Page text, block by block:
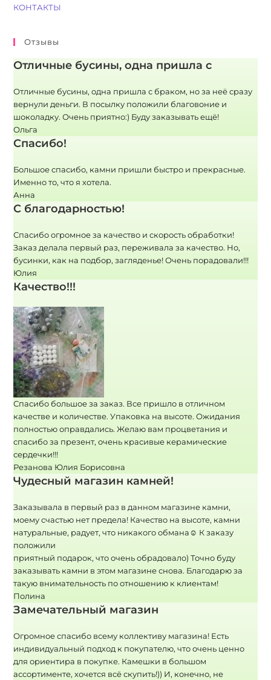
КОНТАКТЫ
Отзывы
Отличные бусины, одна пришла с
Отличные бусины, одна пришла с браком, но за неё сразу
вернули деньги. В посылку положили благовоние и
шоколадку. Очень приятно:) Буду заказывать ещё!
Ольга
Спасибо!
Большое спасибо, камни пришли быстро и прекрасные.
Именно то, что я хотела.
Анна
С благодарностью!
Спасибо огромное за качество и скорость обработки!
Заказ делала первый раз, переживала за качество. Но,
бусинки, как на подбор, загляденье! Очень порадовали!!!
Юлия
Качество!!!
Спасибо большое за заказ. Все пришло в отличном
качестве и количестве. Упаковка на высоте. Ожидания
полностью оправдались. Желаю вам процветания и
спасибо за презент, очень красивые керамические
сердечки!!!
Резанова Юлия Борисовна
Чудесный магазин камней!
Заказывала в первый раз в данном магазине камни,
моему счастью нет предела! Качество на высоте, камни
натуральные, радует, что никакого обмана☺ К заказу
положили
приятный подарок, что очень обрадовало) Точно буду
заказывать камни в этом магазине снова. Благодарю за
такую внимательность по отношению к клиентам!
Полина
Замечательный магазин
Огромное спасибо всему коллективу магазина! Есть
индивидуальный подход к покупателю, что очень ценно
для ориентира в покупке. Камешки в большом
ассортименте, хочется всё скупить!)) И, конечно, не